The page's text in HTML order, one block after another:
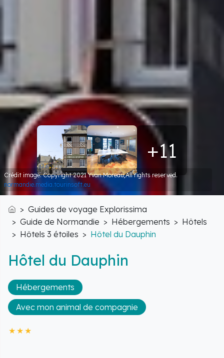
+11
Crédit image: Copyright 2021 Yvan Moreau,All rights reserved.
normandie.media.tourinsoft.eu
Accueil
Guides de voyage Explorissima
Guide de Normandie
Hébergements
Hôtels
Hôtels 3 étoiles
Hôtel du Dauphin
Hôtel du Dauphin
Hébergements
Avec mon animal de compagnie